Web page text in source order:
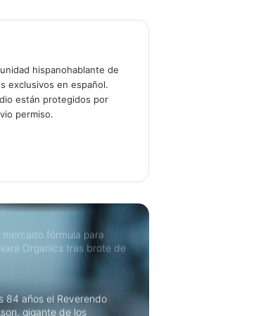
hispanohablante de
exclusivos en español.
están protegidos por
permiso.
Mercies
Comandante de
Gregory Bovino
con Wagner Moura,
mercado fórmula para
Organics tras brote de
en EE. UU.: qué
en Target o en
84 años el Reverendo
gigante de los